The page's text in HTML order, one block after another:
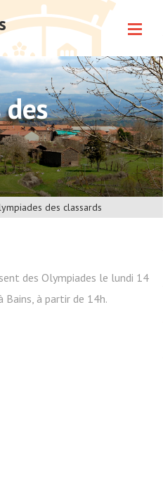
des classards
des Olympiades le lundi 14
Bains, à partir de 14h.